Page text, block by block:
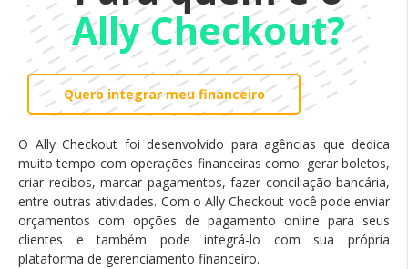
Ally Checkout?
Quero integrar meu financeiro
O Ally Checkout foi desenvolvido para agências que dedica
muito tempo com operações financeiras como: gerar boletos,
criar recibos, marcar pagamentos, fazer conciliação bancária,
entre outras atividades. Com o Ally Checkout você pode enviar
orçamentos com opções de pagamento online para seus
clientes e também pode integrá-lo com sua própria
plataforma de gerenciamento financeiro.